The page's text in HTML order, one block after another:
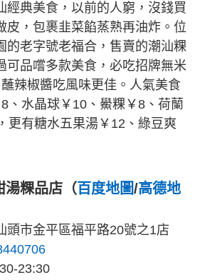
經典美食，以前的人窮，沒錢買
皮，包裹韭菜餡蒸熟再油炸。位
的老字號老福合，售賣的潮汕粿
可品嚐多款美食，必吃招牌無米
辣椒醬吃風味更佳。人氣美食
、水晶球￥10、鱟粿￥8、荷蘭
更有糖水五果湯￥12、綠豆爽
湯粿品店（百度地圖/高德地
頭市金平區福平路20號之1店
23:30